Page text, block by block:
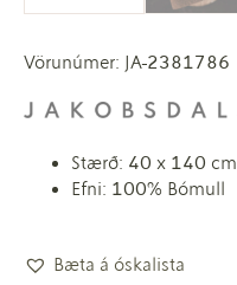
Vörunúmer: JA-2381786
Stærð: 40 x 140 cm
Efni: 100% Bómull
Bæta á óskalista